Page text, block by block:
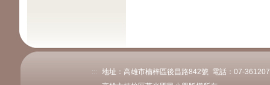
:::
地址：高雄市楠梓區後昌路842號 電話：07-